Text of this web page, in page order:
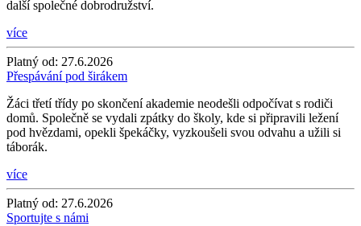
další společné dobrodružství.
více
Platný od: 27.6.2026
Přespávání pod širákem
Žáci třetí třídy po skončení akademie neodešli odpočívat s rodiči
domů. Společně se vydali zpátky do školy, kde si připravili ležení
pod hvězdami, opekli špekáčky, vyzkoušeli svou odvahu a užili si
táborák.
více
Platný od: 27.6.2026
Sportujte s námi